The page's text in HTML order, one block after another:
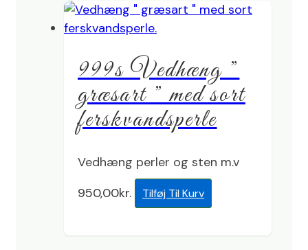
999s Vedhæng ”
græsart ” med sort
ferskvandsperle
Vedhæng perler og sten m.v
950,00kr. Tilføj Til Kurv